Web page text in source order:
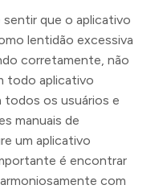
que o aplicativo
lentidão excessiva
corretamente, não
todo aplicativo
os usuários e
manuais de
um aplicativo
é encontrar
com